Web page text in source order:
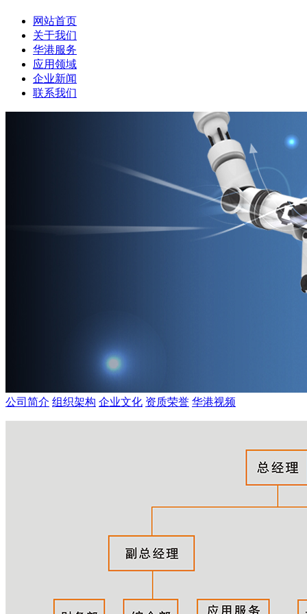
网站首页
关于我们
华港服务
应用领域
企业新闻
联系我们
公司简介 组织架构 企业文化 资质荣誉 华港视频